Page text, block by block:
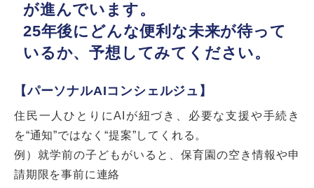
が進んでいます。
25年後にどんな便利な未来が待って
いるか、予想してみてください。
【パーソナルAIコンシェルジュ】
住民一人ひとりにAIが紐づき、必要な支援や手続き
を“通知”ではなく“提案”してくれる。
例）就学前の子どもがいると、保育園の空き情報や申
請期限を事前に連絡